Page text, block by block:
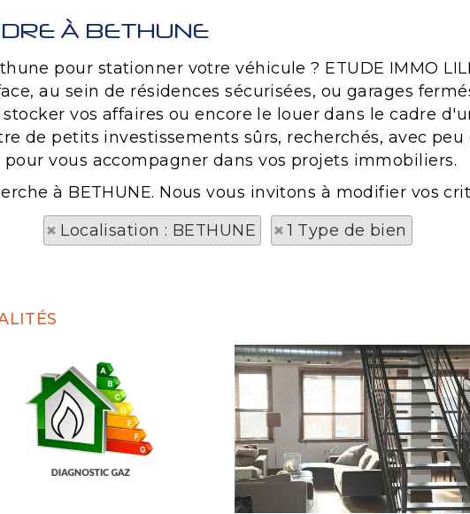
À BETHUNE
pour stationner votre véhicule ? ETUDE IMMO
au sein de résidences sécurisées, ou garages
vos affaires ou encore le louer dans le cadre
de petits investissements sûrs, recherchés, avec peu
vous accompagner dans vos projets immobiliers.
à BETHUNE. Nous vous invitons à modifier vos
Localisation : BETHUNE
1 Type de bien